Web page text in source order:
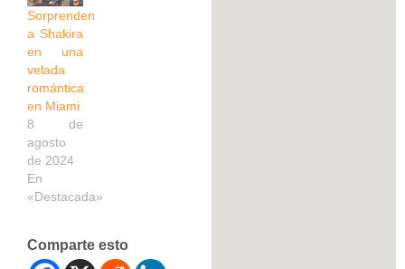
Sorprenden
a Shakira
en una
velada
romántica
en Miami
8 de
agosto
de 2024
En
«Destacada»
Comparte esto